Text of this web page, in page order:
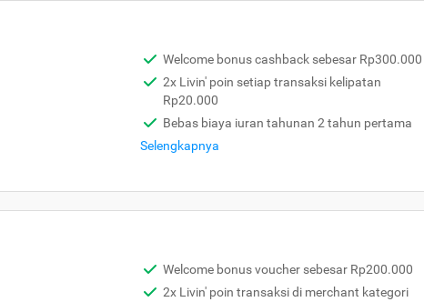
Welcome bonus cashback sebesar Rp300.000
2x Livin' poin setiap transaksi kelipatan
Rp20.000
Bebas biaya iuran tahunan 2 tahun pertama
Selengkapnya
Welcome bonus voucher sebesar Rp200.000
2x Livin' poin transaksi di merchant kategori